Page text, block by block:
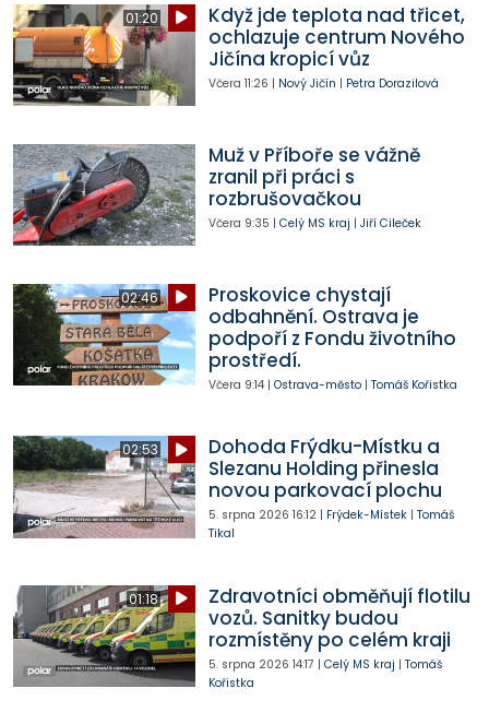
01:20
Když jde teplota nad třicet,
ochlazuje centrum Nového
Jičína kropicí vůz
Včera 11:26 | Nový Jičín | Petra Dorazilová
Muž v Příboře se vážně
zranil při práci s
rozbrušovačkou
Včera 9:35 | Celý MS kraj | Jiří Cileček
02:46
Proskovice chystají
odbahnění. Ostrava je
podpoří z Fondu životního
prostředí.
Včera 9:14| Ostrava-město| Tomáš Kořistka
02:53
Dohoda Frýdku-Místku a
Slezanu Holding přinesla
novou parkovací plochu
5. srpna 2026 16:12| Frýdek-Místek| Tomáš
Tikal
01:18
Zdravotníci obměňují flotilu
vozů. Sanitky budou
rozmístěny po celém kraji
5. srpna 2026 14:17 | Celý MS kraj | Tomáš
Kořistka